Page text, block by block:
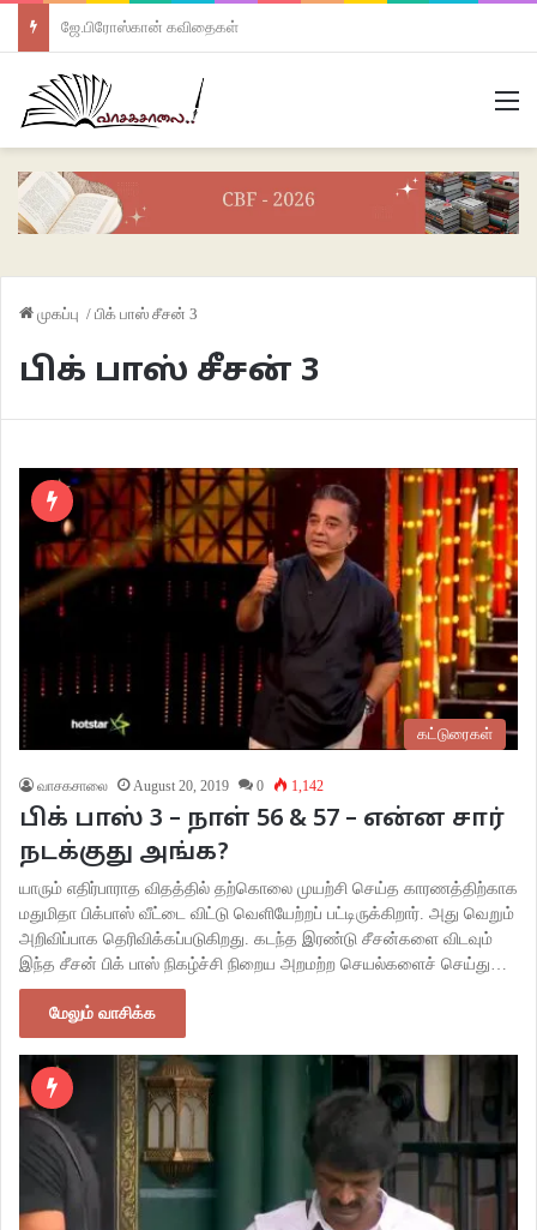
ஜே.பிரோஸ்கான் கவிதைகள்
முகப்பு / பிக் பாஸ் சீசன் 3
பிக் பாஸ் சீசன் 3
கட்டுரைகள்
வாசகசாலை August 20, 2019 0 1,142
பிக் பாஸ் 3 – நாள் 56 & 57 – என்ன சார்
நடக்குது அங்க?
யாரும் எதிர்பாராத விதத்தில் தற்கொலை முயற்சி செய்த காரணத்திற்காக
மதுமிதா பிக்பாஸ் வீட்டை விட்டு வெளியேற்றப் பட்டிருக்கிறார். அது வெறும்
அறிவிப்பாக தெரிவிக்கப்படுகிறது. கடந்த இரண்டு சீசன்களை விடவும்
இந்த சீசன் பிக் பாஸ் நிகழ்ச்சி நிறைய அறமற்ற செயல்களைச் செய்து…
மேலும் வாசிக்க